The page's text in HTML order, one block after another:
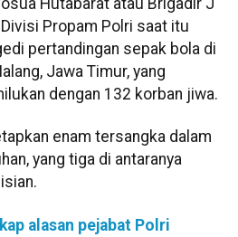
Propam Polri saat itu
pertandingan sepak bola di
Jawa Timur, yang
dengan 132 korban jiwa.
enam tersangka dalam
yang tiga di antaranya
alasan pejabat Polri